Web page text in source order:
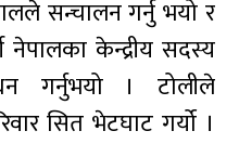
सन्चालन गर्नु भयो र
नेपालका केन्द्रीय सदस्य
गर्नुभयो । टोलीले
सित भेटघाट गर्यो ।